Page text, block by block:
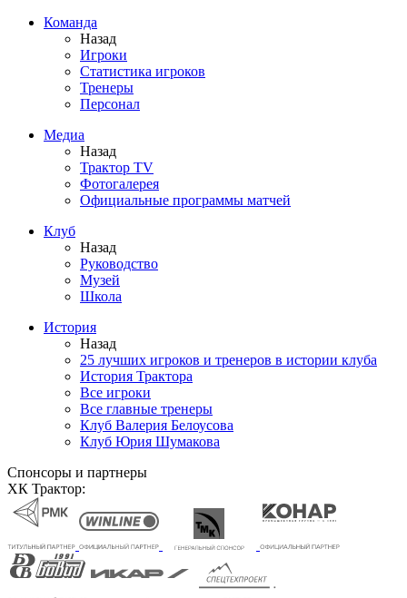
Команда
Назад
Игроки
Статистика игроков
Тренеры
Персонал
Медиа
Назад
Трактор TV
Фотогалерея
Официальные программы матчей
Клуб
Назад
Руководство
Музей
Школа
История
Назад
25 лучших игроков и тренеров в истории клуба
История Трактора
Все игроки
Все главные тренеры
Клуб Валерия Белоусова
Клуб Юрия Шумакова
Спонсоры и партнеры
ХК Трактор: